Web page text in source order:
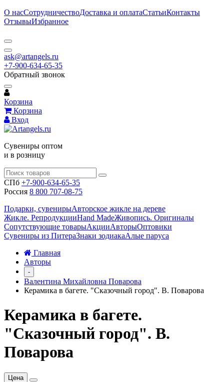
О насСотрудничествоДоставка и оплатаСтатьиКонтакты
ОтзывыИзбранное
ask@artangels.ru
+7-900-634-65-35
Обратный звонок
Корзина
Корзина
Вход
Сувениры оптом
и в розницу
СПб +7-900-634-65-35
Россия 8 800 707-08-75
Подарки, сувенирыАвторское жикле на дереве
Жикле. РепродукцииHand MadeЖивопись. Оригиналы
Сопутствующие товарыАкцииАвторыОптовики
Сувениры из ПитераЗнаки зодиакаАлые паруса
Главная
Авторы
-
Валентина Михайловна Поварова
Керамика в багете. "Сказочный город". В. Поварова
Керамика в багете.
"Сказочный город". В.
Поварова
Цена